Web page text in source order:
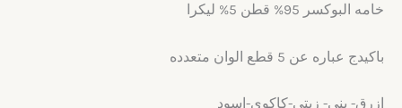
خامه البوكسر 95% قطن 5% ليكرا
باكيدج عباره عن 5 قطع الوان متعدده
ازرق- بني- زيتي-كاكوي-اسود